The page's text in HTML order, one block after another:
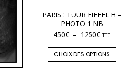
PARIS : TOUR EIFFEL H –
PHOTO 1 NB
450€ – 1250€ TTC
CHOIX DES OPTIONS